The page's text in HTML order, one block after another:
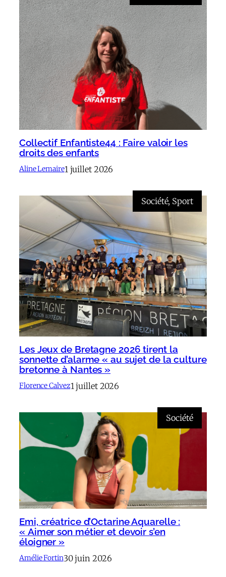
Collectif Enfantiste44 : Faire valoir les
droits des enfants
Aline Lemaire1 juillet 2026
Société, Sport
Les Jeux de Bretagne 2026 tirent la
sonnette d’alarme « au sujet de la culture
bretonne à Nantes »
Florence Calvez1 juillet 2026
Société
Emi, créatrice d’Octarine Aquarelle :
« Aimer son métier et devoir s’en
éloigner »
Amélie Fortin30 juin 2026